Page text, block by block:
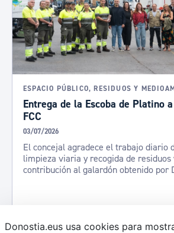
ESPACIO PÚBLICO, RESIDUOS Y
Entrega de la Escoba de Platino
FCC
03/07/2026
El concejal agradece el trabajo diario
limpieza viaria y recogida de residuos
contribución al galardón obtenido por
Donostia.eus usa cookies para